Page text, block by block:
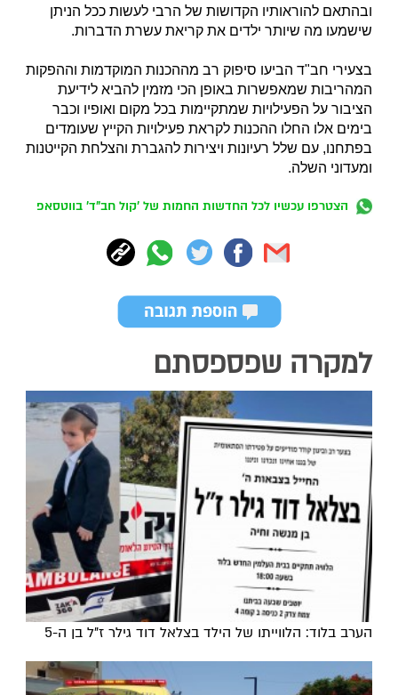
ובהתאם להוראותיו הקדושות של הרבי לעשות ככל הניתן
שישמעו מה שיותר ילדים את קריאת עשרת הדברות.
בצעירי חב"ד הביעו סיפוק רב מההכנות המוקדמות וההפקות
המהריבות שמאפשרות באופן הכי מזמין להביא לידיעת
הציבור על הפעילויות שמתקיימות בכל מקום ואופיו וכבר
בימים אלו החלו ההכנות לקראת פעילויות הקייץ שעומדים
בפתחנו, עם שלל רעיונות ויצירות להגברת והצלחת הקייטנות
ומעדוני השלה.
הצטרפו עכשיו לכל החדשות החמות של 'קול חב"ד' בווטסאפ
למקרה שפספסתם
הערב בלוד: הלווייתו של הילד בצלאל דוד גילר ז"ל בן ה-5